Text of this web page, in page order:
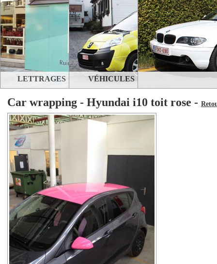
LETTRAGES VÉHICULES
STANDS
Car wrapping - Hyundai i10 toit rose -